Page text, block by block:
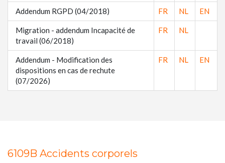
Addendum RGPD (04/2018) FR NL EN
Migration - addendum Incapacité de
travail (06/2018)
FR NL
Addendum - Modification des
dispositions en cas de rechute
(07/2026)
FR NL EN
6109B Accidents corporels